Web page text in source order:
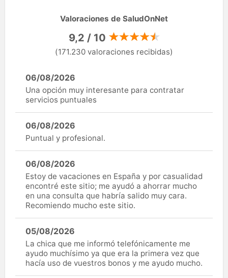
Valoraciones de SaludOnNet
9,2 / 10
(171.230 valoraciones recibidas)
06/08/2026
Una opción muy interesante para contratar
servicios puntuales
06/08/2026
Puntual y profesional.
06/08/2026
Estoy de vacaciones en España y por casualidad
encontré este sitio; me ayudó a ahorrar mucho
en una consulta que habría salido muy cara.
Recomiendo mucho este sitio.
05/08/2026
La chica que me informó telefónicamente me
ayudo muchísimo ya que era la primera vez que
hacía uso de vuestros bonos y me ayudo mucho.